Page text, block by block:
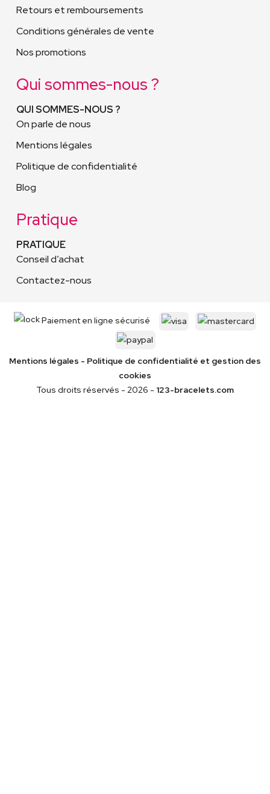
Conditions générales de vente
Retours et remboursements
Nos promotions
Qui sommes-nous ?
QUI SOMMES-NOUS ?
Mentions légales
Politique de confidentialité
On parle de nous
Blog
Pratique
PRATIQUE
Conseil d’achat
Contactez-nous
Paiement en ligne sécurisé
Mentions légales - Politique de confidentialité et gestion des
cookies
Tous droits réservés - 2026 - 123-bracelets.com